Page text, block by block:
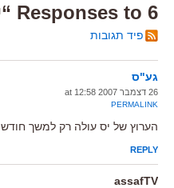
6 Responses to “יאוש שקט”
פיד תגובות
גע"ס
26 דצמבר 2007 at 12:58
PERMALINK
הערוץ של יס עולה רק למשך חודש.
REPLY
assafTV